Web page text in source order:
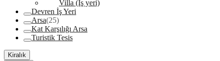
Villa (İş yeri)
Devren İş Yeri
Arsa(25)
Kat Karşılığı Arsa
Turistik Tesis
Kiralık